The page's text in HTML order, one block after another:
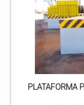
PLATAFORMA